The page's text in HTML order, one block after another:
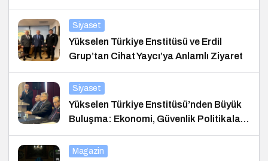
Siyaset
Yükselen Türkiye Enstitüsü ve Erdil
Grup’tan Cihat Yaycı’ya Anlamlı Ziyaret
Siyaset
Yükselen Türkiye Enstitüsü’nden Büyük
Buluşma: Ekonomi, Güvenlik Politikaları
ve Hukuk Konferansı
Magazin